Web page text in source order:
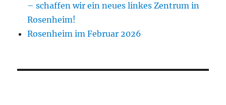
– schaffen wir ein neues linkes Zentrum in
Rosenheim!
Rosenheim im Februar 2026